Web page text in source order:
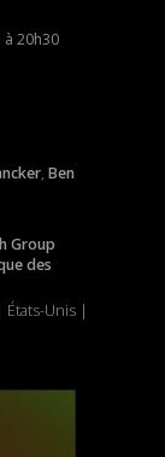
20h30
, Ben
Group
des
États-Unis |